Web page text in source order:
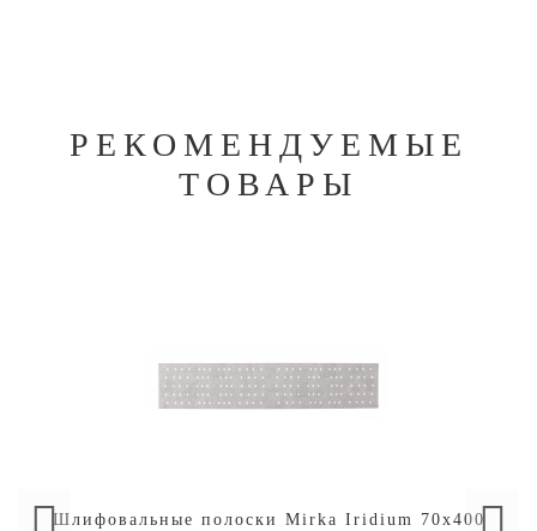
РЕКОМЕНДУЕМЫЕ
ТОВАРЫ
Шлифовальные полоски Mirka Iridium 70х400